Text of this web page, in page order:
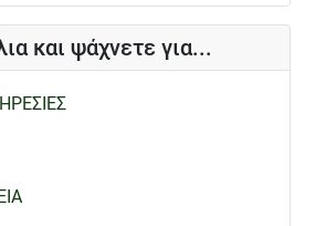
και ψάχνετε για...